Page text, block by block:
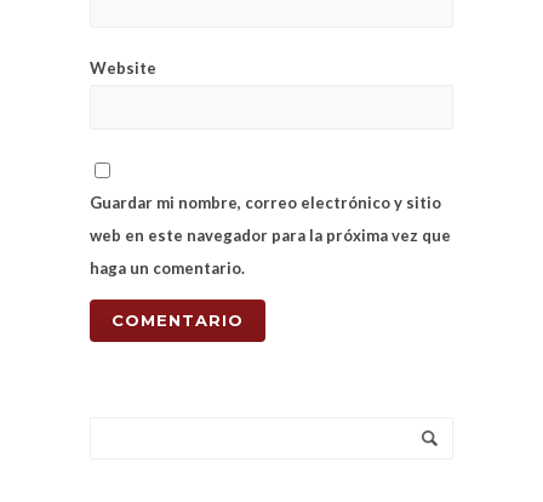
Website
Guardar mi nombre, correo electrónico y sitio
web en este navegador para la próxima vez que
haga un comentario.